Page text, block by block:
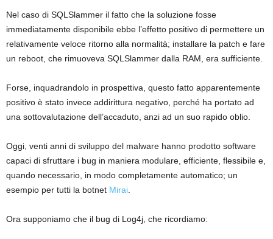
Nel caso di SQLSlammer il fatto che la soluzione fosse
immediatamente disponibile ebbe l’effetto positivo di permettere un
relativamente veloce ritorno alla normalità; installare la patch e fare
un reboot, che rimuoveva SQLSlammer dalla RAM, era sufficiente.
Forse, inquadrandolo in prospettiva, questo fatto apparentemente
positivo è stato invece addirittura negativo, perché ha portato ad
una sottovalutazione dell’accaduto, anzi ad un suo rapido oblio.
Oggi, venti anni di sviluppo del malware hanno prodotto software
capaci di sfruttare i bug in maniera modulare, efficiente, flessibile e,
quando necessario, in modo completamente automatico; un
esempio per tutti la botnet Mirai
Ora supponiamo che il bug di Log4j, che ricordiamo: